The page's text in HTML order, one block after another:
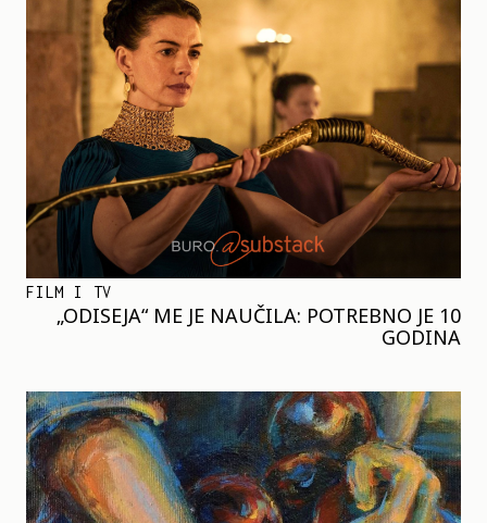
FILM I TV
„ODISEJA“ ME JE NAUČILA: POTREBNO JE 10
GODINA